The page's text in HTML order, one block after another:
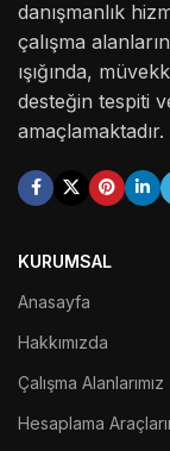
danışmanlık
çalışma
ışığında,
desteğin tespiti
amaçlamaktadır.
KURUMSAL
Anasayfa
Hakkımızda
Çalışma Alanlarımız
Hesaplama